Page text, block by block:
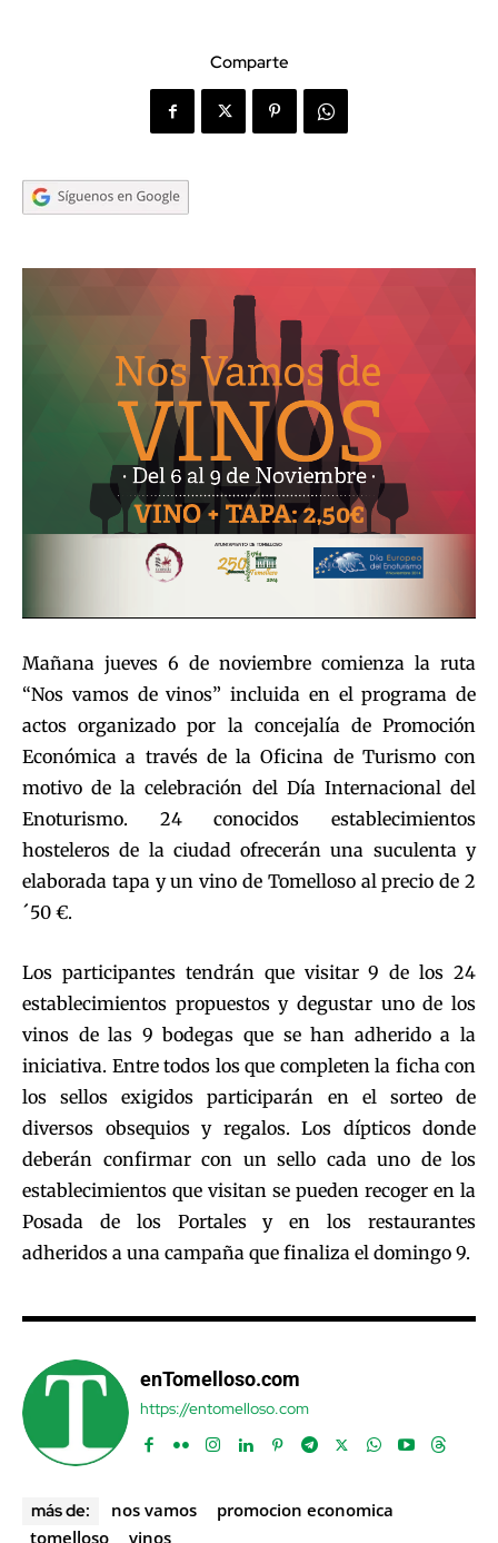
Comparte
Mañana jueves 6 de noviembre comienza la ruta
“Nos vamos de vinos” incluida en el programa de
actos organizado por la concejalía de Promoción
Económica a través de la Oficina de Turismo con
motivo de la celebración del Día Internacional del
Enoturismo. 24 conocidos establecimientos
hosteleros de la ciudad ofrecerán una suculenta y
elaborada tapa y un vino de Tomelloso al precio de 2
´50 €.
Los participantes tendrán que visitar 9 de los 24
establecimientos propuestos y degustar uno de los
vinos de las 9 bodegas que se han adherido a la
iniciativa. Entre todos los que completen la ficha con
los sellos exigidos participarán en el sorteo de
diversos obsequios y regalos. Los dípticos donde
deberán confirmar con un sello cada uno de los
establecimientos que visitan se pueden recoger en la
Posada de los Portales y en los restaurantes
adheridos a una campaña que finaliza el domingo 9.
enTomelloso.com
https://entomelloso.com
más de: nos vamos
promocion economica
tomelloso
vinos